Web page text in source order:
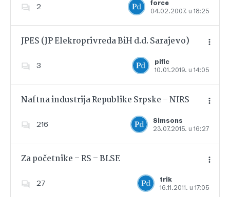
2
force
04.02.2007. u 18:25
Dodajte u favorite
JPES (JP Elekroprivreda BiH d.d. Sarajevo)
3
pific
10.01.2019. u 14:05
Dodajte u favorite
Naftna industrija Republike Srpske – NIRS
216
Simsons
23.07.2015. u 16:27
Dodajte u favorite
Za početnike – RS – BLSE
27
trik
16.11.2011. u 17:05
Dodajte u favorite